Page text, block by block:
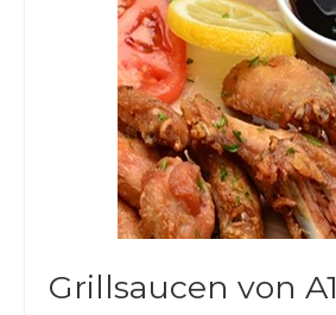
Grillsaucen von A1